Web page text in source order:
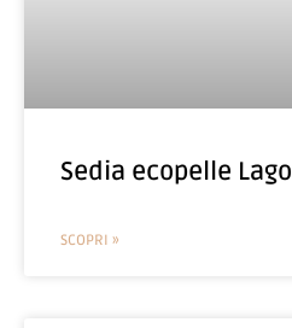
Sedia ecopelle Lago
SCOPRI »